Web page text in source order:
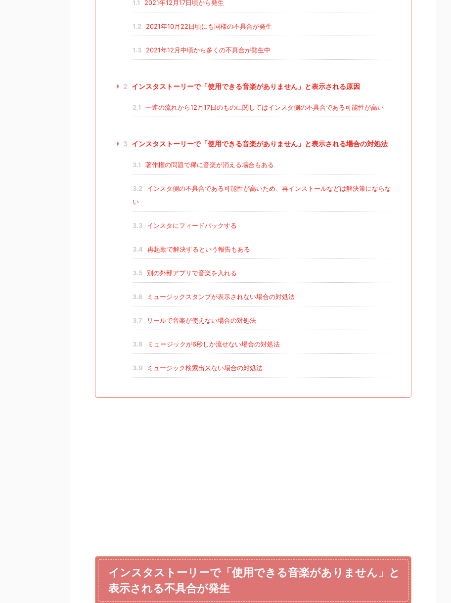
1.1 2021年12月17日頃から発生
1.2 2021年10月22日頃にも同様の不具合が発生
1.3 2021年12月中頃から多くの不具合が発生中
2 インスタストーリーで「使用できる音楽がありません」と表示される原因
2.1 一連の流れから12月17日のものに関してはインスタ側の不具合である可能性が高い
3 インスタストーリーで「使用できる音楽がありません」と表示される場合の対処法
3.1 著作権の問題で稀に音楽が消える場合もある
3.2
インスタ側の不具合である可能性が高いため、再インストールなどは解決策にならな
い
3.3 インスタにフィードバックする
3.4 再起動で解決するという報告もある
3.5 別の外部アプリで音楽を入れる
3.6 ミュージックスタンプが表示されない場合の対処法
3.7 リールで音楽が使えない場合の対処法
3.8 ミュージックが6秒しか流せない場合の対処法
3.9 ミュージック検索出来ない場合の対処法
インスタストーリーで「使用できる音楽がありません」と
表示される不具合が発生